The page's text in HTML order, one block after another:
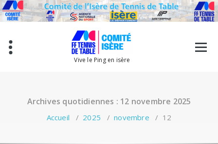
Aller
au
contenu
Vive le Ping en isère
Archives quotidiennes : 12 novembre 2025
Accueil / 2025 /novembre / 12